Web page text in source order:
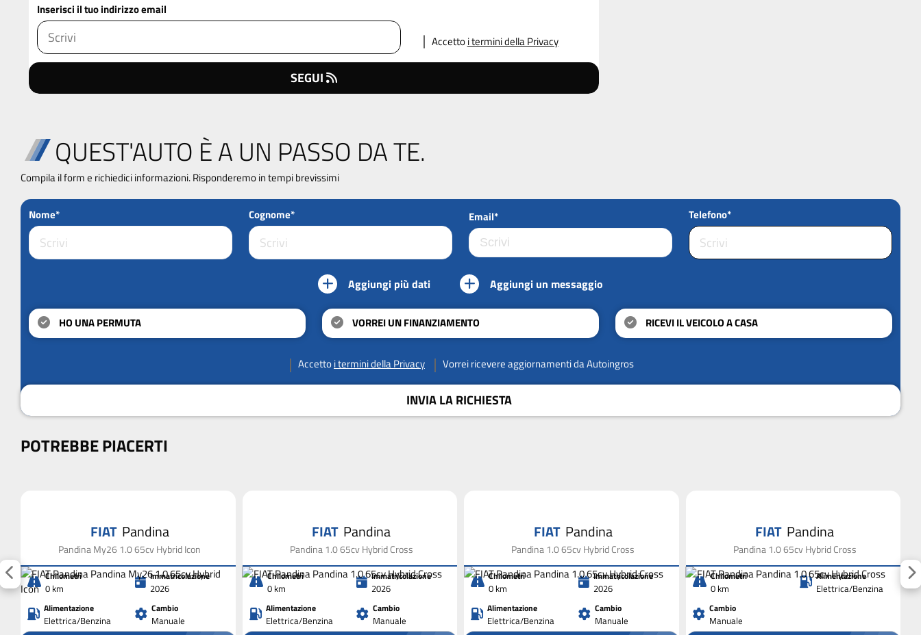
Inserisci il tuo indirizzo email
Accettoi termini della Privacy
SEGUI
QUEST'AUTO È A UN PASSO DA TE.
Compila il form e richiedici informazioni. Risponderemo in tempi brevissimi
Nome* Cognome* Email* Telefono*
Aggiungi più dati Aggiungi un messaggio
HO UNA PERMUTA VORREI UN FINANZIAMENTO RICEVI IL VEICOLO A CASA
Accettoi termini della Privacy Vorrei ricevere aggiornamenti da Autoingros
INVIA LA RICHIESTA
POTREBBE PIACERTI
FIAT Pandina
Pandina My26 1.0 65cv Hybrid Icon
Chilometri
0 km
Immatricolazione
2026
Alimentazione
Elettrica/Benzina
Cambio
Manuale
FIAT Pandina
Pandina 1.0 65cv Hybrid Cross
Chilometri
0 km
Immatricolazione
2026
Alimentazione
Elettrica/Benzina
Cambio
Manuale
FIAT Pandina
Pandina 1.0 65cv Hybrid Cross
Chilometri
0 km
Immatricolazione
2026
Alimentazione
Elettrica/Benzina
Cambio
Manuale
FIAT Pandina
Pandina 1.0 65cv Hybrid Cross
Chilometri
0 km
Alimentazione
Elettrica/Benzina
Cambio
Manuale